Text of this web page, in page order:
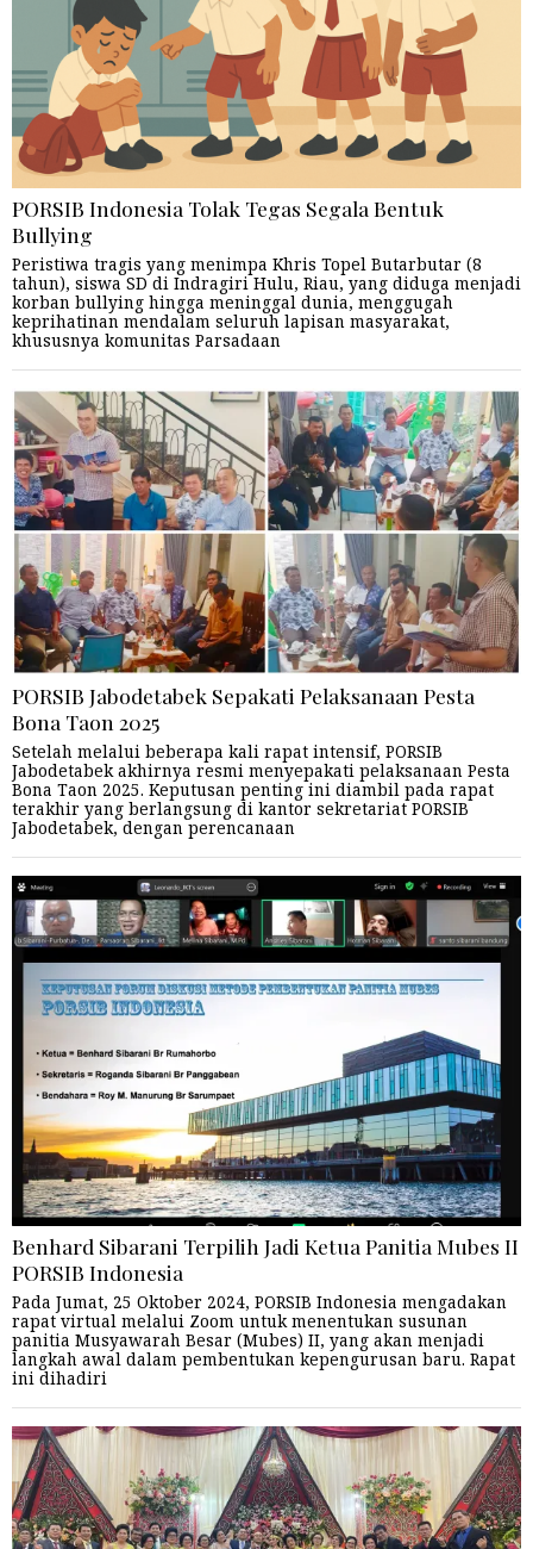
PORSIB Indonesia Tolak Tegas Segala Bentuk
Bullying
Peristiwa tragis yang menimpa Khris Topel Butarbutar (8
tahun), siswa SD di Indragiri Hulu, Riau, yang diduga menjadi
korban bullying hingga meninggal dunia, menggugah
keprihatinan mendalam seluruh lapisan masyarakat,
khususnya komunitas Parsadaan
PORSIB Jabodetabek Sepakati Pelaksanaan Pesta
Bona Taon 2025
Setelah melalui beberapa kali rapat intensif, PORSIB
Jabodetabek akhirnya resmi menyepakati pelaksanaan Pesta
Bona Taon 2025. Keputusan penting ini diambil pada rapat
terakhir yang berlangsung di kantor sekretariat PORSIB
Jabodetabek, dengan perencanaan
Benhard Sibarani Terpilih Jadi Ketua Panitia Mubes II
PORSIB Indonesia
Pada Jumat, 25 Oktober 2024, PORSIB Indonesia mengadakan
rapat virtual melalui Zoom untuk menentukan susunan
panitia Musyawarah Besar (Mubes) II, yang akan menjadi
langkah awal dalam pembentukan kepengurusan baru. Rapat
ini dihadiri